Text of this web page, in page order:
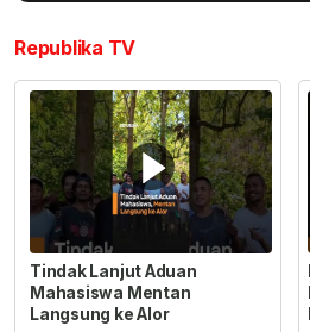
Republika TV
Tindak Lanjut Aduan
Mahasiswa Mentan
Langsung ke Alor